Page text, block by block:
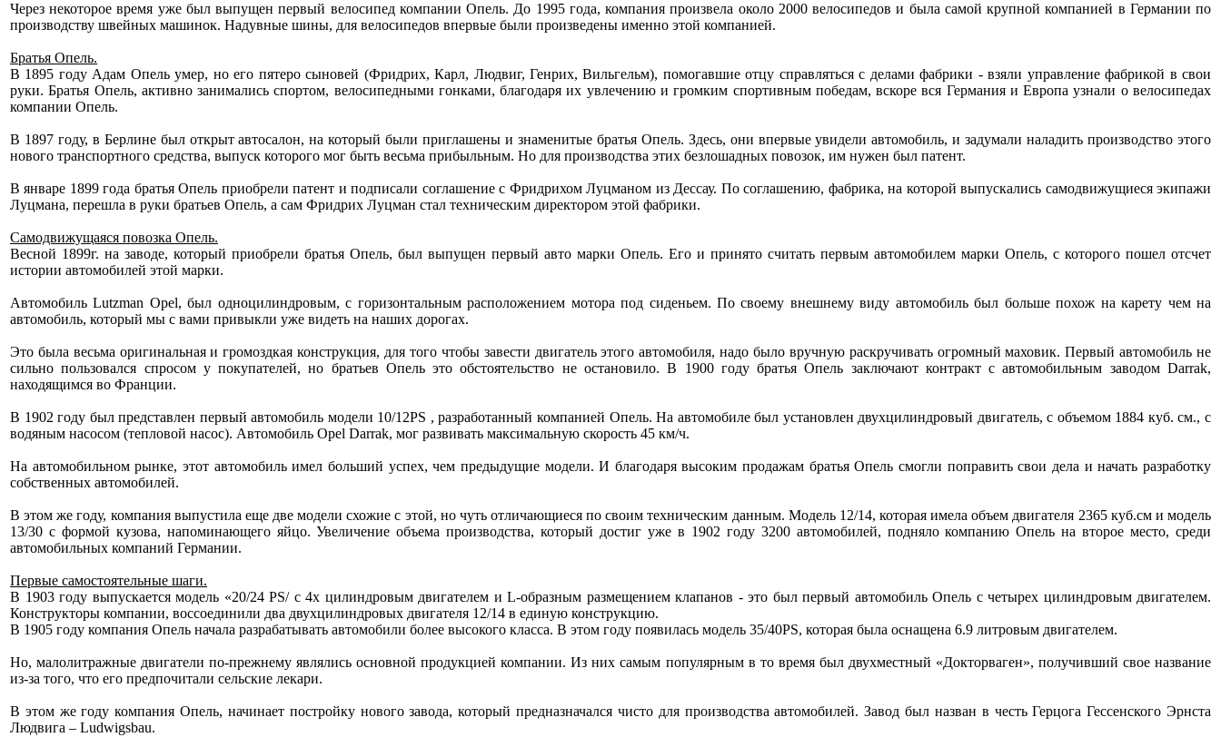
Через некоторое время уже был выпущен первый велосипед компании Опель. До 1995 года, компания произвела около 2000 велосипедов и была самой крупной компанией в Германии по
производству швейных машинок. Надувные шины, для велосипедов впервые были произведены именно этой компанией.
Братья Опель.
В 1895 году Адам Опель умер, но его пятеро сыновей (Фридрих, Карл, Людвиг, Генрих, Вильгельм), помогавшие отцу справляться с делами фабрики - взяли управление фабрикой в свои
руки. Братья Опель, активно занимались спортом, велосипедными гонками, благодаря их увлечению и громким спортивным победам, вскоре вся Германия и Европа узнали о велосипедах
компании Опель.
В 1897 году, в Берлине был открыт автосалон, на который были приглашены и знаменитые братья Опель. Здесь, они впервые увидели автомобиль, и задумали наладить производство этого
нового транспортного средства, выпуск которого мог быть весьма прибыльным. Но для производства этих безлошадных повозок, им нужен был патент.
В январе 1899 года братья Опель приобрели патент и подписали соглашение с Фридрихом Луцманом из Дессау. По соглашению, фабрика, на которой выпускались самодвижущиеся экипажи
Луцмана, перешла в руки братьев Опель, а сам Фридрих Луцман стал техническим директором этой фабрики.
Самодвижущаяся повозка Опель.
Весной 1899г. на заводе, который приобрели братья Опель, был выпущен первый авто марки Опель. Его и принято считать первым автомобилем марки Опель, с которого пошел отсчет
истории автомобилей этой марки.
Автомобиль Lutzman Opel, был одноцилиндровым, с горизонтальным расположением мотора под сиденьем. По своему внешнему виду автомобиль был больше похож на карету чем на
автомобиль, который мы с вами привыкли уже видеть на наших дорогах.
Это была весьма оригинальная и громоздкая конструкция, для того чтобы завести двигатель этого автомобиля, надо было вручную раскручивать огромный маховик. Первый автомобиль не
сильно пользовался спросом у покупателей, но братьев Опель это обстоятельство не остановило. В 1900 году братья Опель заключают контракт с автомобильным заводом Darrak,
находящимся во Франции.
В 1902 году был представлен первый автомобиль модели 10/12PS , разработанный компанией Опель. На автомобиле был установлен двухцилиндровый двигатель, с объемом 1884 куб. см., с
водяным насосом (тепловой насос). Автомобиль Opel Darrak, мог развивать максимальную скорость 45 км/ч.
На автомобильном рынке, этот автомобиль имел больший успех, чем предыдущие модели. И благодаря высоким продажам братья Опель смогли поправить свои дела и начать разработку
собственных автомобилей.
В этом же году, компания выпустила еще две модели схожие с этой, но чуть отличающиеся по своим техническим данным. Модель 12/14, которая имела объем двигателя 2365 куб.см и модель
13/30 с формой кузова, напоминающего яйцо. Увеличение объема производства, который достиг уже в 1902 году 3200 автомобилей, подняло компанию Опель на второе место, среди
автомобильных компаний Германии.
Первые самостоятельные шаги.
В 1903 году выпускается модель «20/24 PS/ с 4х цилиндровым двигателем и L-образным размещением клапанов - это был первый автомобиль Опель с четырех цилиндровым двигателем.
Конструкторы компании, воссоединили два двухцилиндровых двигателя 12/14 в единую конструкцию.
В 1905 году компания Опель начала разрабатывать автомобили более высокого класса. В этом году появилась модель 35/40PS, которая была оснащена 6.9 литровым двигателем.
Но, малолитражные двигатели по-прежнему являлись основной продукцией компании. Из них самым популярным в то время был двухместный «Докторваген», получивший свое название
из-за того, что его предпочитали сельские лекари.
В этом же году компания Опель, начинает постройку нового завода, который предназначался чисто для производства автомобилей. Завод был назван в честь Герцога Гессенского Эрнста
Людвига – Ludwigsbau.